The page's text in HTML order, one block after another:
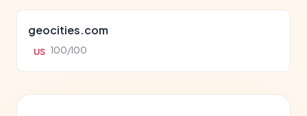
geocities.com
US 100/100